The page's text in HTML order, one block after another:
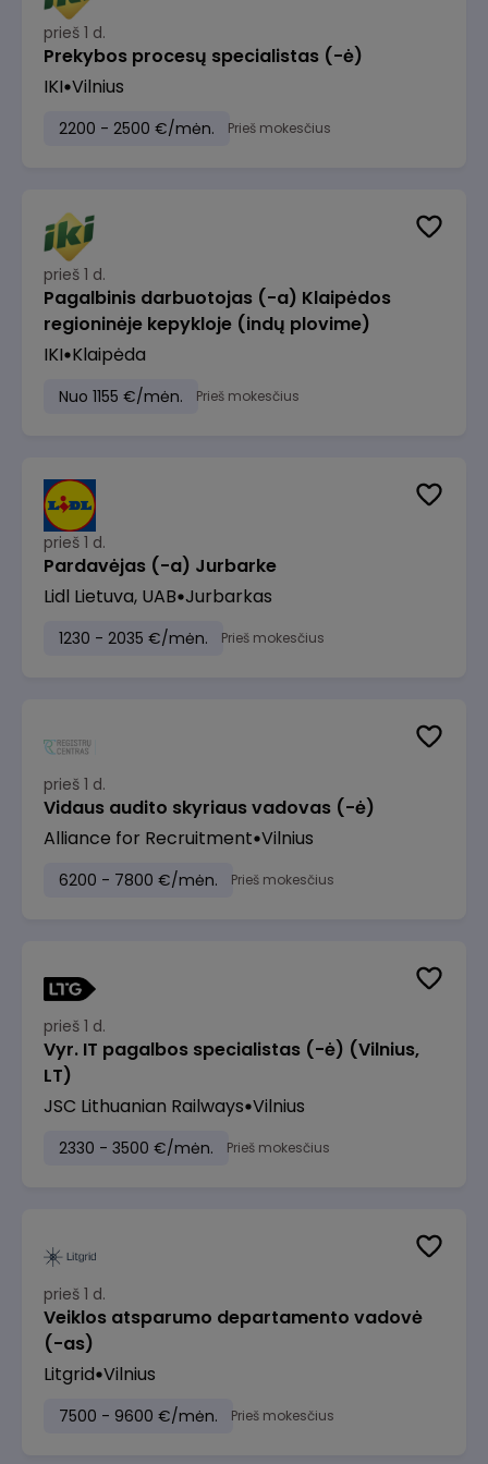
prieš 1 d.
Prekybos procesų specialistas (-ė)
IKI Vilnius
2200 - 2500 €/mėn. Prieš mokesčius
prieš 1 d.
Pagalbinis darbuotojas (-a) Klaipėdos
regioninėje kepykloje (indų plovime)
IKI Klaipėda
Nuo 1155 €/mėn. Prieš mokesčius
prieš 1 d.
Pardavėjas (-a) Jurbarke
Lidl Lietuva, UAB Jurbarkas
1230 - 2035 €/mėn. Prieš mokesčius
prieš 1 d.
Vidaus audito skyriaus vadovas (-ė)
Alliance for Recruitment Vilnius
6200 - 7800 €/mėn. Prieš mokesčius
prieš 1 d.
Vyr. IT pagalbos specialistas (-ė) (Vilnius,
LT)
JSC Lithuanian Railways Vilnius
2330 - 3500 €/mėn. Prieš mokesčius
prieš 1 d.
Veiklos atsparumo departamento vadovė
(-as)
Litgrid Vilnius
7500 - 9600 €/mėn. Prieš mokesčius